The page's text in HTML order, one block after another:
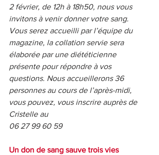
2 février, de 12h à 18h50, nous vous
invitons à venir donner votre sang.
Vous serez accueilli par l’équipe du
magazine, la collation servie sera
élaborée par une diététicienne
présente pour répondre à vos
questions. Nous accueillerons 36
personnes au cours de l’après-midi,
vous pouvez, vous inscrire auprès de
Cristelle au
06 27 99 60 59
Un don de sang sauve trois vies